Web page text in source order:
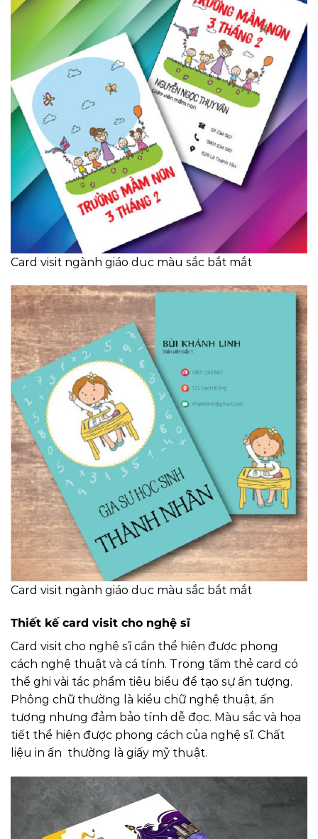
Card visit ngành giáo dục màu sắc bắt mắt
Card visit ngành giáo dục màu sắc bắt mắt
Thiết kế card visit cho nghệ sĩ
Card visit cho nghệ sĩ cần thể hiện được phong
cách nghệ thuật và cá tính. Trong tấm thẻ card có
thể ghi vài tác phẩm tiêu biểu để tạo sự ấn tượng.
Phông chữ thường là kiểu chữ nghệ thuật, ấn
tượng nhưng đảm bảo tính dễ đọc. Màu sắc và họa
tiết thể hiện được phong cách của nghệ sĩ. Chất
liệu in ấn thường là giấy mỹ thuật.